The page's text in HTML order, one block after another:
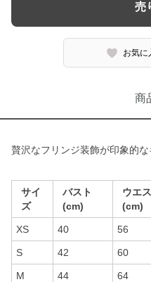
売
お気に
商
贅沢なフリンジ装飾が印象的な
サイ
ズ
バスト
(cm)
ウエ
(cm)
XS 40 56
S 42 60
M 44 64